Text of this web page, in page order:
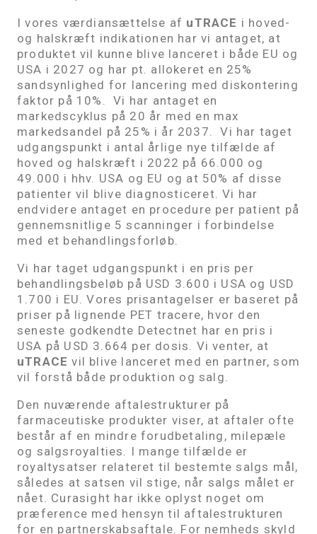
I vores værdiansættelse af uTRACE i hoved-
og halskræft indikationen har vi antaget, at
produktet vil kunne blive lanceret i både EU og
USA i 2027 og har pt. allokeret en 25%
sandsynlighed for lancering med diskontering
faktor på 10%. Vi har antaget en
markedscyklus på 20 år med en max
markedsandel på 25% i år 2037. Vi har taget
udgangspunkt i antal årlige nye tilfælde af
hoved og halskræft i 2022 på 66.000 og
49.000 i hhv. USA og EU og at 50% af disse
patienter vil blive diagnosticeret. Vi har
endvidere antaget en procedure per patient på
gennemsnitlige 5 scanninger i forbindelse
med et behandlingsforløb.
Vi har taget udgangspunkt i en pris per
behandlingsbeløb på USD 3.600 i USA og USD
1.700 i EU. Vores prisantagelser er baseret på
priser på lignende PET tracere, hvor den
seneste godkendte Detectnet har en pris i
USA på USD 3.664 per dosis. Vi venter, at
uTRACE vil blive lanceret med en partner, som
vil forstå både produktion og salg.
Den nuværende aftalestrukturer på
farmaceutiske produkter viser, at aftaler ofte
består af en mindre forudbetaling, milepæle
og salgsroyalties. I mange tilfælde er
royaltysatser relateret til bestemte salgs mål,
således at satsen vil stige, når salgs målet er
nået. Curasight har ikke oplyst noget om
præference med hensyn til aftalestrukturen
for en partnerskabsaftale. For nemheds skyld